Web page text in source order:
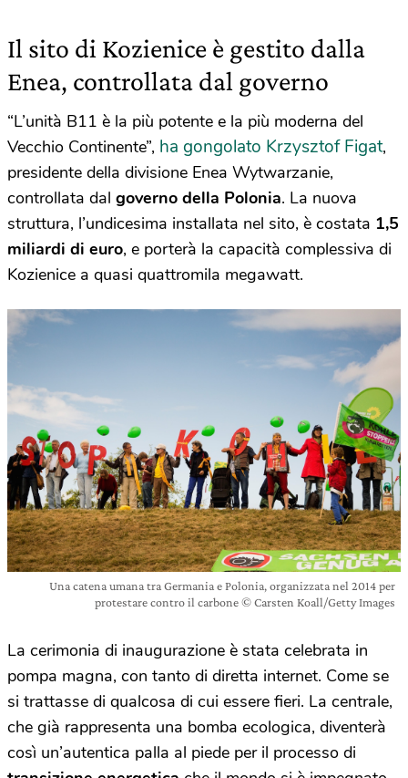
Il sito di Kozienice è gestito dalla
Enea, controllata dal governo
“L’unità B11 è la più potente e la più moderna del
Vecchio Continente”, ha gongolato Krzysztof Figat,
presidente della divisione Enea Wytwarzanie,
controllata dal governo della Polonia. La nuova
struttura, l’undicesima installata nel sito, è costata 1,5
miliardi di euro, e porterà la capacità complessiva di
Kozienice a quasi quattromila megawatt.
Una catena umana tra Germania e Polonia, organizzata nel 2014 per
protestare contro il carbone © Carsten Koall/Getty Images
La cerimonia di inaugurazione è stata celebrata in
pompa magna, con tanto di diretta internet. Come se
si trattasse di qualcosa di cui essere fieri. La centrale,
che già rappresenta una bomba ecologica, diventerà
così un’autentica palla al piede per il processo di